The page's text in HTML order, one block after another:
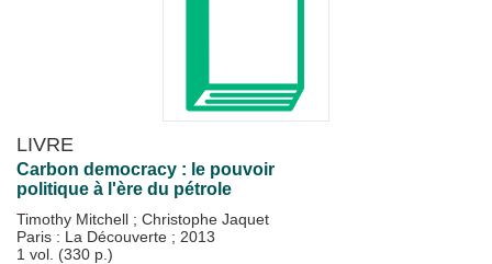
LIVRE
Carbon democracy : le pouvoir
politique à l'ère du pétrole
Timothy Mitchell ; Christophe Jaquet
Paris : La Découverte ; 2013
1 vol. (330 p.)